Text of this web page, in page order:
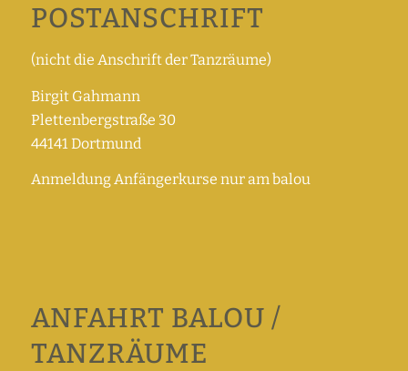
POSTANSCHRIFT
(nicht die Anschrift der Tanzräume)
Birgit Gahmann
Plettenbergstraße 30
44141 Dortmund
Anmeldung Anfängerkurse nur am balou
ANFAHRT BALOU /
TANZRÄUME